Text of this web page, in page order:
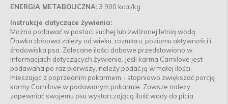
ENERGIA METABOLICZNA: 3 900 kcal/kg.
Instrukcje dotyczące żywienia:
Można podawać w postaci suchej lub zwilżonej letnią wodą.
Dawka dobowa zależy od wieku, rozmiaru, poziomu aktywności i
środowiska psa. Zalecane ilości dobowe przedstawiono w
informacjach dotyczących żywienia. Jeśli karma Carnilove jest
podawana po raz pierwszy, należy podać ją w małej ilości,
mieszając z poprzednim pokarmem, i stopniowo zwiększać porcję
karmy Carnilove w podawanym pokarmie. Zawsze należy
zapewniać swojemu psu wystarczającą ilość wody do picia.